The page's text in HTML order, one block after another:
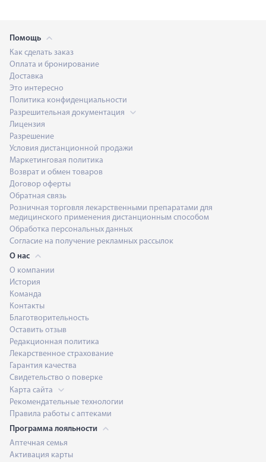
Помощь
Как сделать заказ
Оплата и бронирование
Доставка
Это интересно
Политика конфиденциальности
Разрешительная документация
Лицензия
Разрешение
Условия дистанционной продажи
Маркетинговая политика
Возврат и обмен товаров
Договор оферты
Обратная связь
Розничная торговля лекарственными препаратами для
медицинского применения дистанционным способом
Обработка персональных данных
Согласие на получение рекламных рассылок
О нас
О компании
История
Команда
Контакты
Благотворительность
Оставить отзыв
Редакционная политика
Лекарственное страхование
Гарантия качества
Свидетельство о поверке
Карта сайта
Рекомендательные технологии
Правила работы с аптеками
Программа лояльности
Аптечная семья
Активация карты